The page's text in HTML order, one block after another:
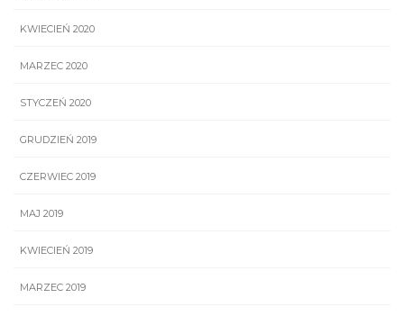
KWIECIEŃ 2020
MARZEC 2020
STYCZEŃ 2020
GRUDZIEŃ 2019
CZERWIEC 2019
MAJ 2019
KWIECIEŃ 2019
MARZEC 2019